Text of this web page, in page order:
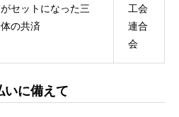
セットになった三
の共済
工会
連合
会
いに備えて